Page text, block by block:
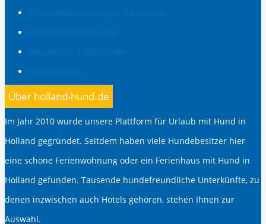
Einreisebestimmungen für Hunde
Datenschutzerklärung
Impressum & Disclaimer
Fotonachweis
Über holland-hund.de
Im Jahr 2010 wurde unsere Plattform für Urlaub mit Hund in
Holland gegründet. Seitdem haben viele Hundebesitzer hier
eine schöne Ferienwohnung oder ein Ferienhaus mit Hund in
Holland gefunden. Tausende hundefreundliche Unterkünfte, zu
denen inzwischen auch Hotels gehören, stehen Ihnen zur
Auswahl.